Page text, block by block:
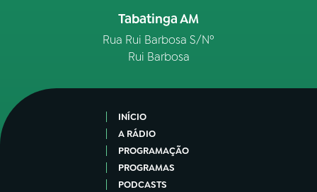
Tabatinga AM
Rua Rui Barbosa S/Nº
Rui Barbosa
INÍCIO
A RÁDIO
PROGRAMAÇÃO
PROGRAMAS
PODCASTS